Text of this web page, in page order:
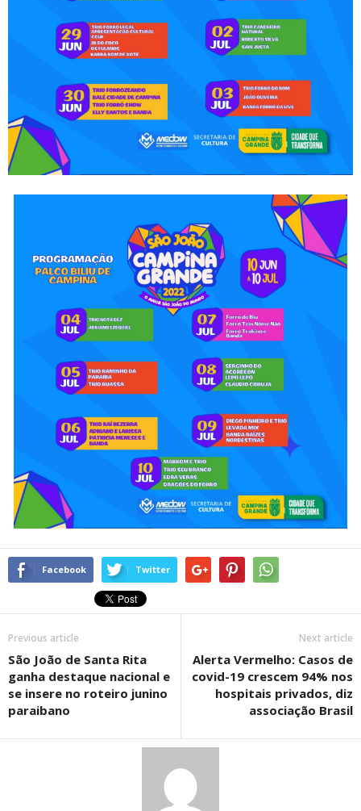
Facebook Twitter
Previous article
São João de Santa Rita
ganha destaque nacional e
se insere no roteiro junino
paraibano
Next article
Alerta Vermelho: Casos de
covid-19 crescem 94% nos
hospitais privados, diz
associação Brasil